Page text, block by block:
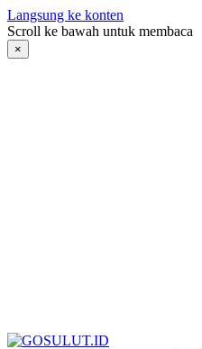
Langsung ke konten
Scroll ke bawah untuk membaca
×